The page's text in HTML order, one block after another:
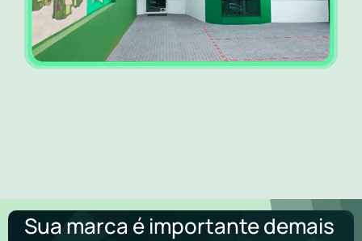
Sua marca é importante demais